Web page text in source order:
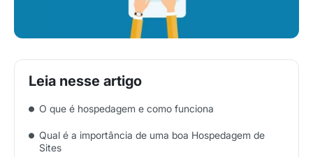
O que é hospedagem e como funciona
Qual é a importância de uma boa Hospedagem de
Sites